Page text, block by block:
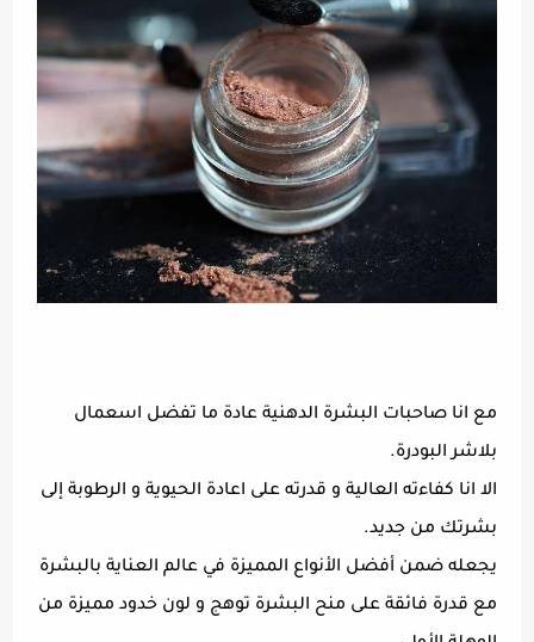
مع انا صاحبات البشرة الدهنية عادة ما تفضل اسعمال
بلاشر البودرة.
الا انا كفاءته العالية و قدرته على اعادة الحيوية و الرطوبة إلى
بشرتك من جديد.
يجعله ضمن أفضل الأنواع المميزة في عالم العناية بالبشرة
مع قدرة فائقة على منح البشرة توهج و لون خدود مميزة من